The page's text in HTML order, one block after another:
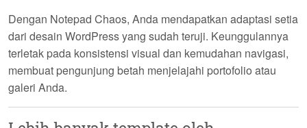
Dengan Notepad Chaos, Anda mendapatkan adaptasi setia
dari desain WordPress yang sudah teruji. Keunggulannya
terletak pada konsistensi visual dan kemudahan navigasi,
membuat pengunjung betah menjelajahi portofolio atau
galeri Anda.